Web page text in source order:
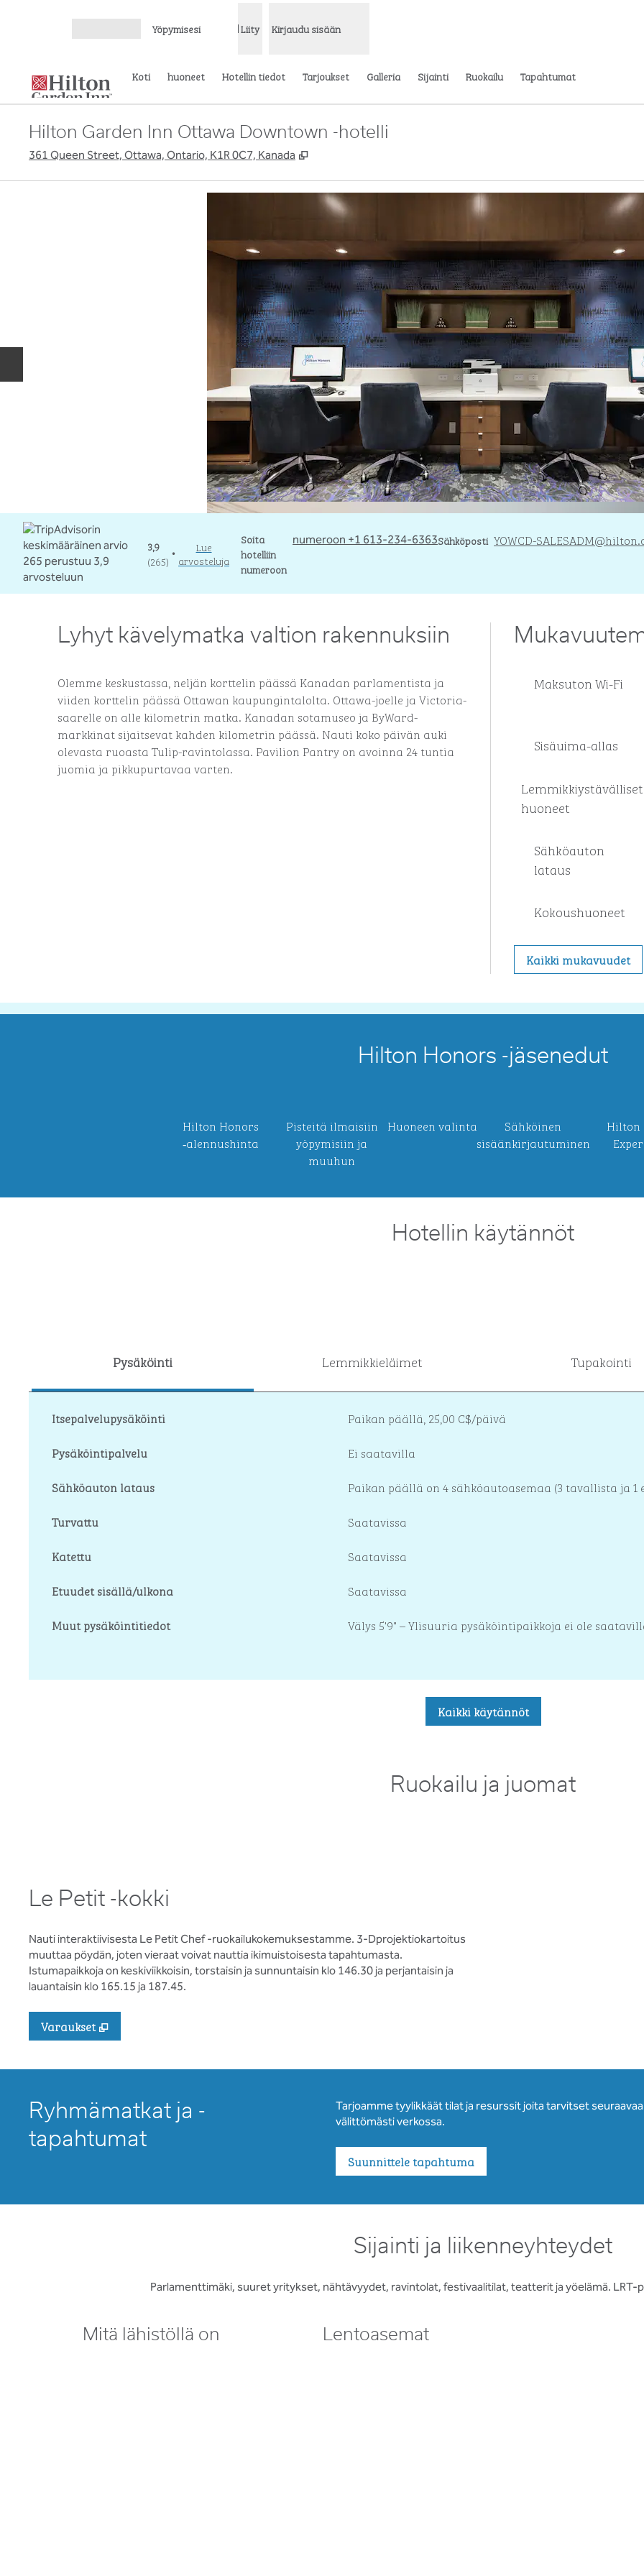
Yöpymisesi Liity Kirjaudu sisään
Koti huoneet Hotellin tiedot Tarjoukset Galleria Sijainti Ruokailu Tapahtumat
Hilton Garden Inn Ottawa Downtown -hotelli
361 Queen Street, Ottawa, Ontario, K1R 0C7, Kanada ,
3,9
(265)
•
Lue
arvosteluja
Soita
hotelliin
numeroon
Soita numeroon +1 613-234-6363Sähköposti
Email YOWCD-SALESADM
Lyhyt kävelymatka valtion rakennuksiin
Olemme keskustassa, neljän korttelin päässä Kanadan parlamentista ja
viiden korttelin päässä Ottawan kaupungintalolta. Ottawa-joelle ja Victoria-
saarelle on alle kilometrin matka. Kanadan sotamuseo ja ByWard-
markkinat sijaitsevat kahden kilometrin päässä. Nauti koko päivän auki
olevasta ruoasta Tulip-ravintolassa. Pavilion Pantry on avoinna 24 tuntia
juomia ja pikkupurtavaa varten.
Maksuton Wi-Fi
Sisäuima-allas
Lemmikkiystävälliset
huoneet
Sähköauton
lataus
Kokous­huoneet
Kaikki mukavuudet
Hilton Honors -jäsenedut
Hilton Honors
‑alennushinta
Pisteitä ilmaisiin
yöpymisiin ja
muuhun
Huoneen valinta
Sähköinen
sisäänkirjautuminen
Hilton
Hotellin käytännöt
Pysäköinti Lemmikkieläimet Tupakointi
Itsepalvelupysäköinti Paikan päällä, 25,00 C$/päivä
Pysäköintipalvelu
Ei saatavilla
Sähköauton lataus
Paikan päällä on 4 sähköautoasemaa (3 tavallista ja
Turvattu
Saatavissa
Katettu
Saatavissa
Etuudet sisällä/ulkona
Saatavissa
Muut pysäköintitiedot
Välys 5'9" – Ylisuuria pysäköintipaikkoja ei ole
Kaikki käytännöt
Ruokailu ja juomat
Le Petit -kokki
Nauti interaktiivisesta Le Petit Chef -ruokailukokemuksestamme. 3-Dprojektiokartoitus
muuttaa pöydän, joten vieraat voivat nauttia ikimuistoisesta tapahtumasta.
Istumapaikkoja on keskiviikkoisin, torstaisin ja sunnuntaisin klo 146.30 ja perjantaisin ja
lauantaisin klo 165.15 ja 187.45.
Varaukset ,
Ryhmämatkat ja -
tapahtumat
Tarjoamme tyylikkäät tilat ja resurssit joita tarvitset
välittömästi verkossa.
Suunnittele tapahtuma
Sijainti ja liikenneyhteydet
Parlamenttimäki, suuret yritykset, nähtävyydet, ravintolat, festivaalitilat, teatterit ja yöelämä. LRT-
Mitä lähistöllä on Lentoasemat